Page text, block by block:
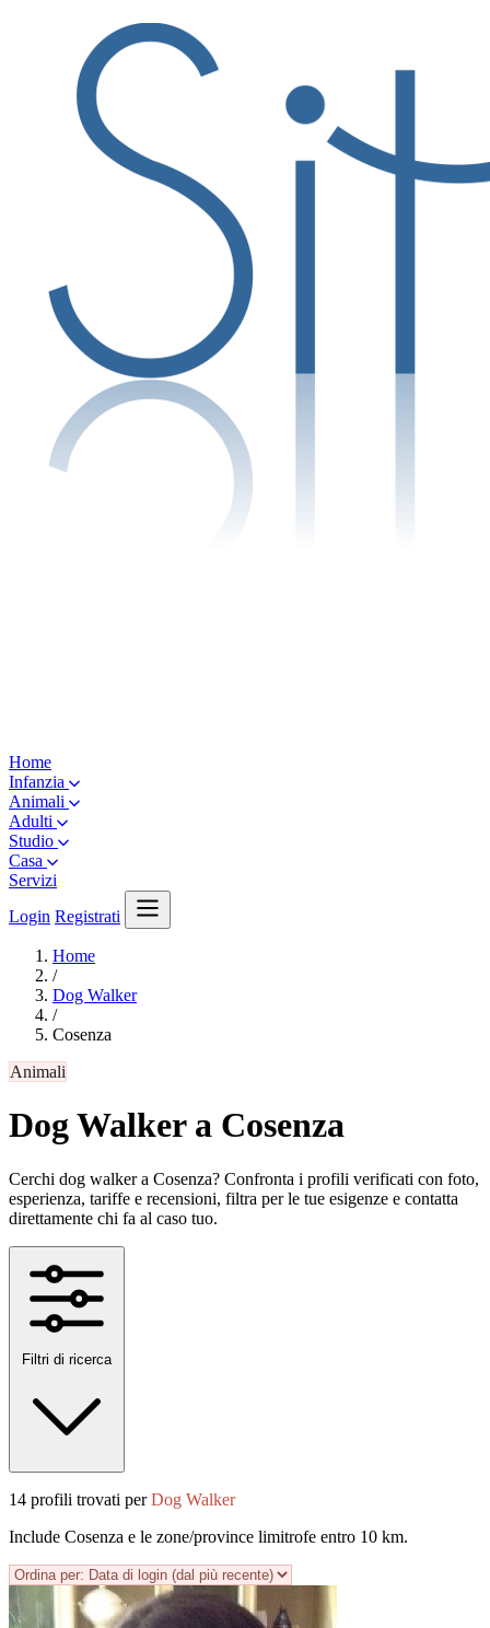
Home
Infanzia
Animali
Adulti
Studio
Casa
Servizi
Login Registrati
Home
/
Dog Walker
/
Cosenza
Animali
Dog Walker a Cosenza
Cerchi dog walker a Cosenza? Confronta i profili verificati con foto,
esperienza, tariffe e recensioni, filtra per le tue esigenze e contatta
direttamente chi fa al caso tuo.
Filtri di ricerca
14 profili trovati perDog Walker
Include Cosenza e le zone/province limitrofe entro 10 km.